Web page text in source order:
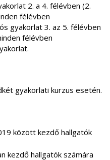
2. a 4. félévben (2.
félévben
gyakorlat 3. az 5. félévben
félévben
gyakorlati kurzus esetén.
között kezdő hallgatók
kezdő hallgatók számára